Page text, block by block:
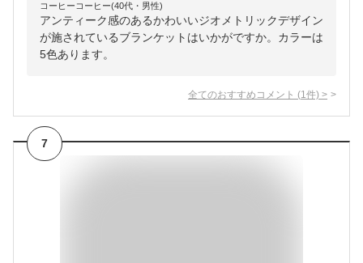
コーヒーコーヒー(40代・男性)
アンティーク感のあるかわいいジオメトリックデザイン
が施されているブランケットはいかがですか。カラーは
5色あります。
全てのおすすめコメント (1 件) >
7